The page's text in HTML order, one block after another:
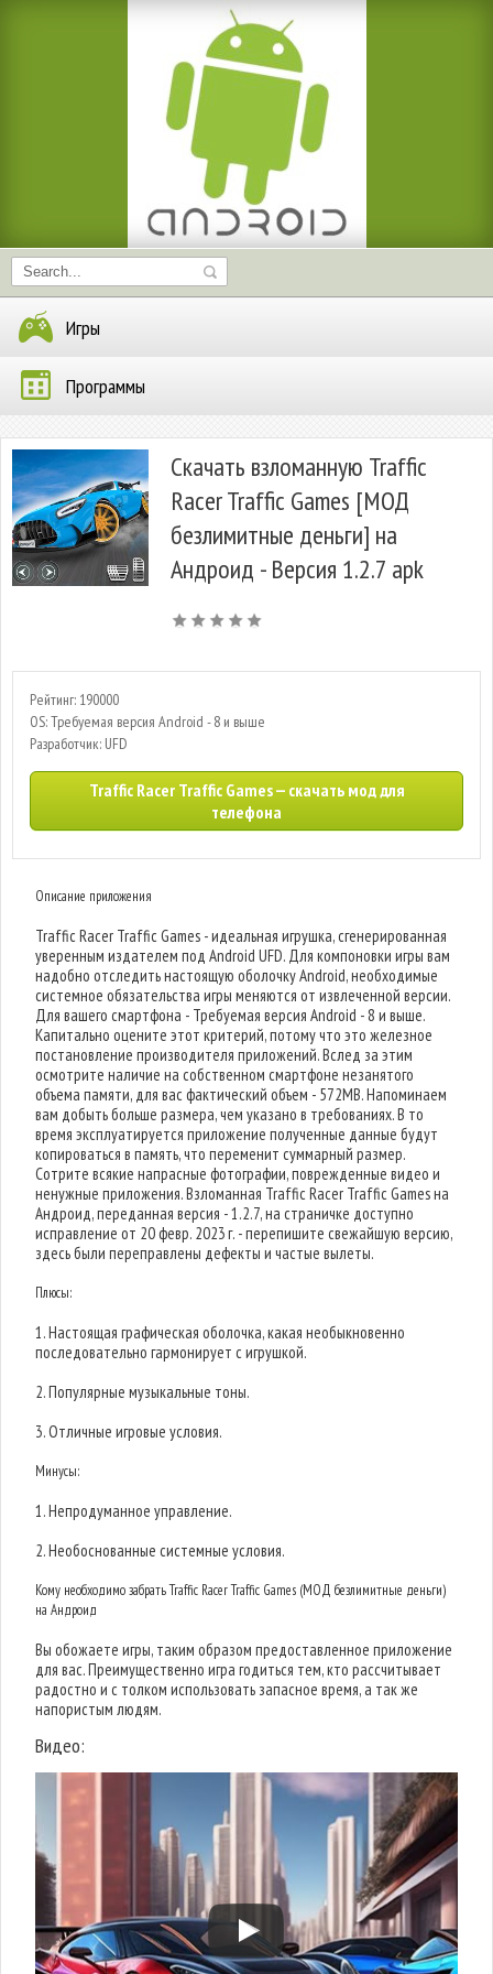
Игры
Программы
Скачать взломанную Traffic
Racer Traffic Games [МОД
безлимитные деньги] на
Андроид - Версия 1.2.7 apk
Рейтинг: 190000
OS: Требуемая версия Android - 8 и выше
Разработчик: UFD
Traffic Racer Traffic Games — скачать мод для
телефона
Описание приложения
Traffic Racer Traffic Games - идеальная игрушка, сгенерированная
уверенным издателем под Android UFD. Для компоновки игры вам
надобно отследить настоящую оболочку Android, необходимые
системное обязательства игры меняются от извлеченной версии.
Для вашего смартфона - Требуемая версия Android - 8 и выше.
Капитально оцените этот критерий, потому что это железное
постановление производителя приложений. Вслед за этим
осмотрите наличие на собственном смартфоне незанятого
объема памяти, для вас фактический объем - 572MB. Напоминаем
вам добыть больше размера, чем указано в требованиях. В то
время эксплуатируется приложение полученные данные будут
копироваться в память, что переменит суммарный размер.
Сотрите всякие напрасные фотографии, поврежденные видео и
ненужные приложения. Взломанная Traffic Racer Traffic Games на
Андроид, переданная версия - 1.2.7, на страничке доступно
исправление от 20 февр. 2023 г. - перепишите свежайшую версию,
здесь были переправлены дефекты и частые вылеты.
Плюсы:
1. Настоящая графическая оболочка, какая необыкновенно
последовательно гармонирует с игрушкой.
2. Популярные музыкальные тоны.
3. Отличные игровые условия.
Минусы:
1. Непродуманное управление.
2. Необоснованные системные условия.
Кому необходимо забрать Traffic Racer Traffic Games (МОД безлимитные деньги)
на Андроид
Вы обожаете игры, таким образом предоставленное приложение
для вас. Преимущественно игра годиться тем, кто рассчитывает
радостно и с толком использовать запасное время, а так же
напористым людям.
Видео: